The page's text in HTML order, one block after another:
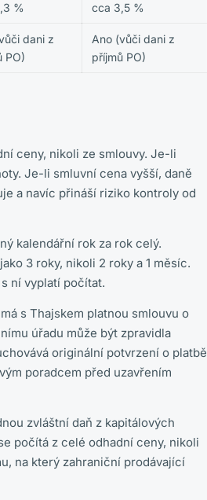
% cca 3,5 %
dani z
PO)
Ano (vůči dani z
příjmů PO)
ceny, nikoli ze smlouvy. Je-li
Je-li smluvní cena vyšší, daně
a navíc přináší riziko kontroly od
kalendářní rok za rok celý.
3 roky, nikoli 2 roky a 1 měsíc.
ní vyplatí počítat.
s Thajskem platnou smlouvu o
úřadu může být zpravidla
originální potvrzení o platbě
poradcem před uzavřením
zvláštní daň z kapitálových
počítá z celé odhadní ceny, nikoli
na který zahraniční prodávající